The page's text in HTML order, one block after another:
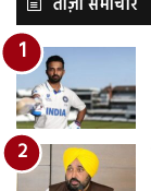
ताज़ा समाचार